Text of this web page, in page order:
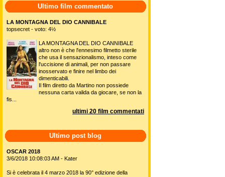
Ultimo film commentato
LA MONTAGNA DEL DIO CANNIBALE
topsecret - voto: 4½
LA MONTAGNA DEL DIO CANNIBALE
altro non è che l'ennesimo filmetto sterile
che usa il sensazionalismo, inteso come
l'uccisione di animali, per non passare
inosservato e finire nel limbo dei
dimenticabili.
Il film diretto da Martino non possiede
nessuna carta valida da giocare, se non la
fis...
ultimi 20 film commentati
Ultimo post blog
OSCAR 2018
3/6/2018 10:08:03 AM - Kater
Si è celebrata il 4 marzo 2018 la 90° edizione della